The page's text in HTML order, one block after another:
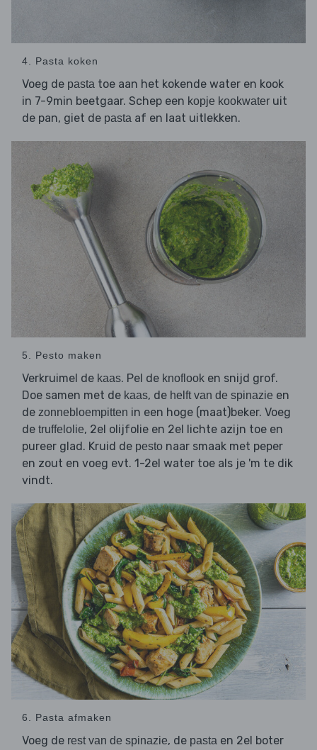
4. Pasta koken
Voeg de pasta toe aan het kokende water en kook
in 7-9min beetgaar. Schep een kopje kookwater uit
de pan, giet de pasta af en laat uitlekken.
5. Pesto maken
Verkruimel de kaas. Pel de knoflook en snijd grof.
Doe samen met de kaas, de helft van de spinazie en
de zonnebloempitten in een hoge (maat)beker. Voeg
de truffelolie, 2el olijfolie en 2el lichte azijn toe en
pureer glad. Kruid de pesto naar smaak met peper
en zout en voeg evt. 1-2el water toe als je 'm te dik
vindt.
6. Pasta afmaken
Voeg de rest van de spinazie, de pasta en 2el boter